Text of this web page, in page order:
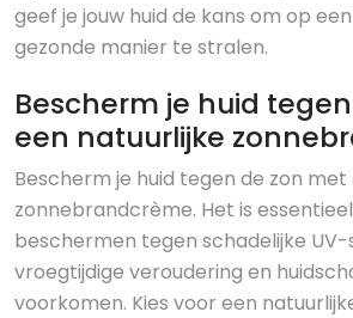
geef je jouw huid de kans om op
gezonde manier te stralen.
Bescherm je huid
een natuurlijke
Bescherm je huid tegen de zon
zonnebrandcrème. Het is
beschermen tegen schadelijke
vroegtijdige veroudering en
voorkomen. Kies voor een